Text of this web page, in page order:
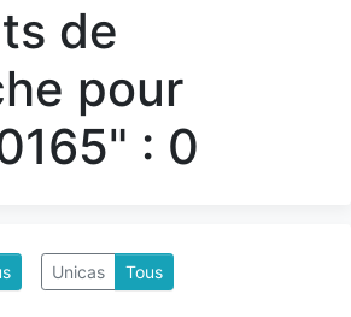
de
pour
: 0
Unicas Tous